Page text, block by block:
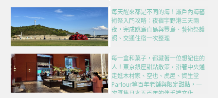
每天醒來都是不同的海！瀨戶內海藝
術祭入門攻略：夜宿宇野港三天兩
夜，完成跳島直島與豐島、藝術祭護
照、交通住宿一次整理
每一盒和菓子，都藏著一位想記住的
人！東京銀座甜點散策，沿著中央通
走進木村家、空也、虎屋、資生堂
Parlour等百年老舖與限定甜點，一
次匯集日本五百年的伴手禮文化